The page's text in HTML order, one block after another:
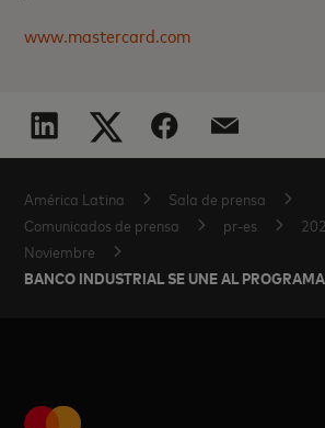
www.mastercard.com
América Latina
Sala de prensa
Comunicados de prensa
pr-es
Noviembre
BANCO INDUSTRIAL SE UNE AL